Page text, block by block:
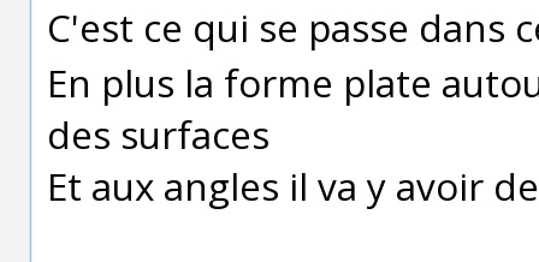
C'est ce qui se passe dans
En plus la forme plate
des surfaces
Et aux angles il va y avoir